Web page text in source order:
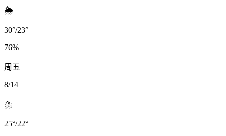
🌦️
30°/23°
76%
周五
8/14
⛈️
25°/22°